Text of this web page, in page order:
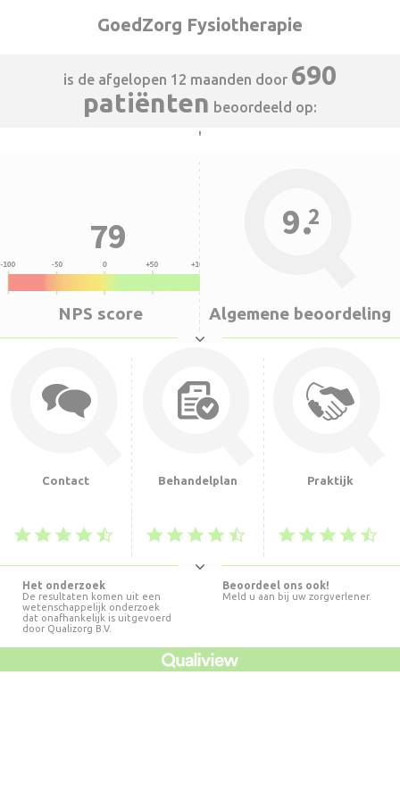
GoedZorg Fysiotherapie
is de afgelopen 12 maanden door 690
patiënten beoordeeld op:
'
79
NPS score
9.2
Algemene beoordeling
Contact Behandelplan Praktijk
Het onderzoek
De resultaten komen uit een
wetenschappelijk onderzoek
dat onafhankelijk is uitgevoerd
door Qualizorg B.V.
Beoordeel ons ook!
Meld u aan bij uw zorgverlener.